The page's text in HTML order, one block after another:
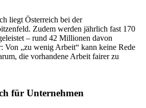
liegt Österreich bei der
Zudem werden jährlich fast 170
– rund 42 Millionen davon
Von „zu wenig Arbeit“ kann keine Rede
die vorhandene Arbeit fairer zu
für Unternehmen